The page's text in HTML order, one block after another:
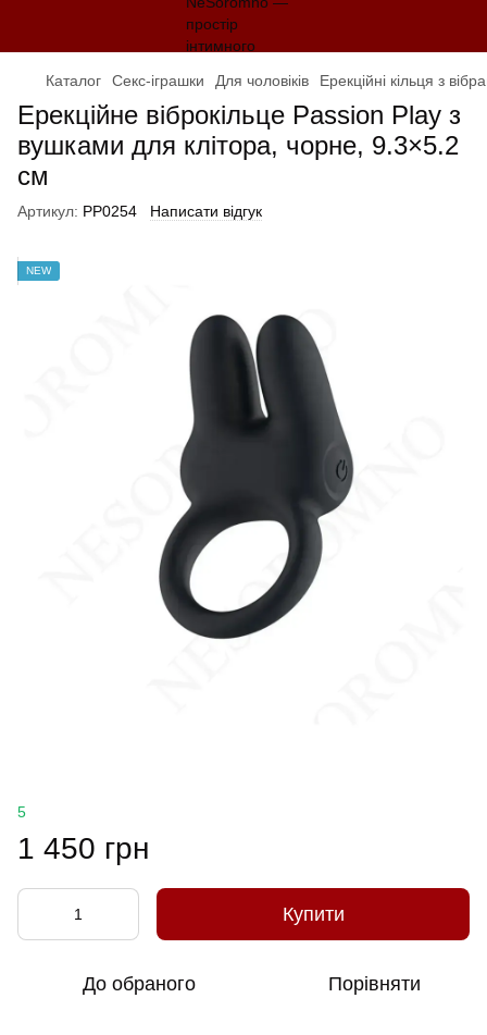
Каталог Секс-іграшки Для чоловіків Ерекційні кільця з
Ерекційне віброкільце Passion Play з
вушками для клітора, чорне, 9.3×5.2
см
Артикул: PP0254 Написати відгук
NEW
5
1 450 грн
Купити
До обраного Порівняти